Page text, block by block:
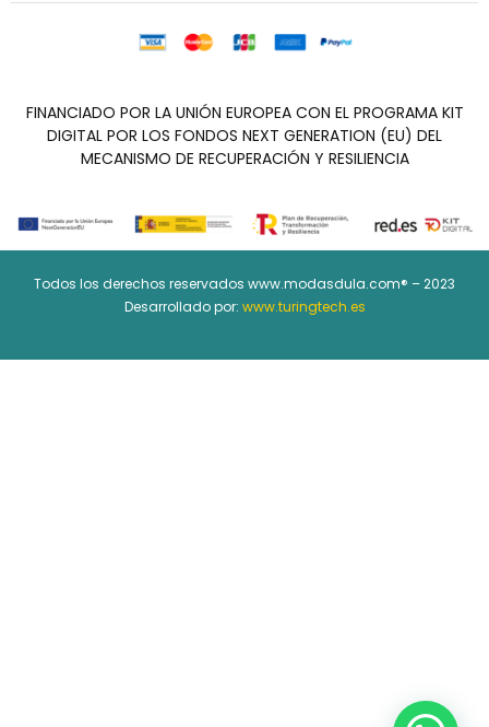
FINANCIADO POR LA UNIÓN EUROPEA CON EL PROGRAMA KIT
DIGITAL POR LOS FONDOS NEXT GENERATION (EU) DEL
MECANISMO DE RECUPERACIÓN Y RESILIENCIA
Todos los derechos reservados www.modasdula.com® – 2023
Desarrollado por: www.turingtech.es